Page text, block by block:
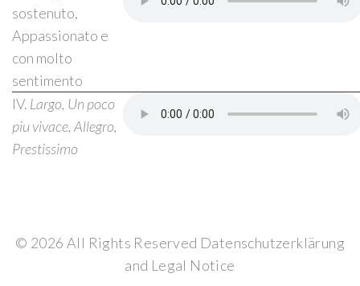
sostenuto,
Appassionato e
con molto
sentimento
IV. Largo, Un poco
piu vivace, Allegro,
Prestissimo
© 2026 All Rights Reserved Datenschutzerklärung
and Legal Notice